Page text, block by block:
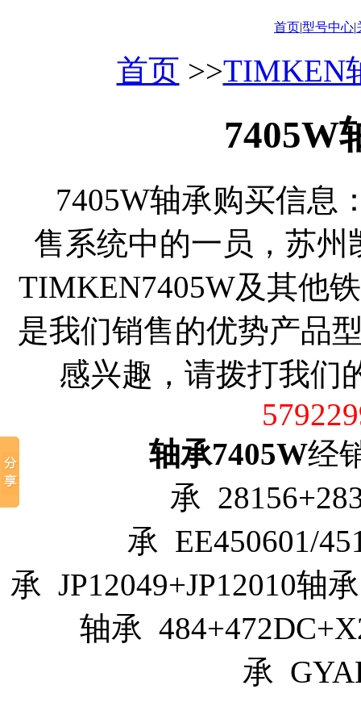
首页|型号中心|
首页 >>TIMKEN
7405W
7405W轴承购买信息
售系统中的一员，苏
TIMKEN7405W及其他
是我们销售的优势产品
感兴趣，请拨打我们
轴承7405W经
承
承 EE450601/
承 JP12049+JP12010轴
轴承
承